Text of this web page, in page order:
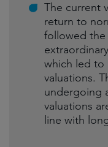
The current
return to
followed the
which led to
valuations.
undergoing
valuations
line with